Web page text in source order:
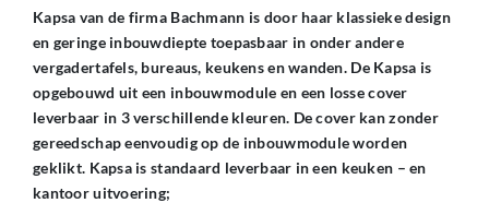
Kapsa van de firma Bachmann is door haar klassieke design
en geringe inbouwdiepte toepasbaar in onder andere
vergadertafels, bureaus, keukens en wanden. De Kapsa is
opgebouwd uit een inbouwmodule en een losse cover
leverbaar in 3 verschillende kleuren. De cover kan zonder
gereedschap eenvoudig op de inbouwmodule worden
geklikt. Kapsa is standaard leverbaar in een keuken – en
kantoor uitvoering;